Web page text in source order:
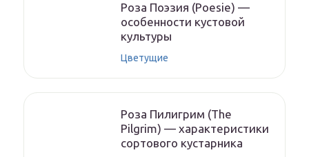
Роза Поэзия (Poesie) —
особенности кустовой
культуры
Цветущие
Роза Пилигрим (The
Pilgrim) — характеристики
сортового кустарника